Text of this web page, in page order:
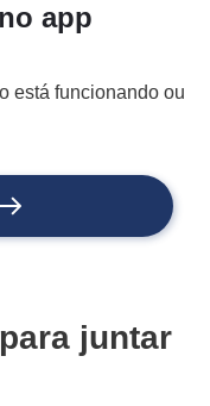
app
está funcionando ou
juntar